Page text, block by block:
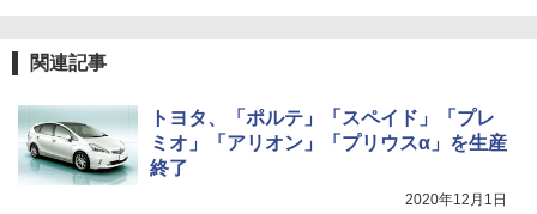
関連記事
トヨタ、「ポルテ」「スペイド」「プレ
ミオ」「アリオン」「プリウスα」を生産
終了
2020年12月1日